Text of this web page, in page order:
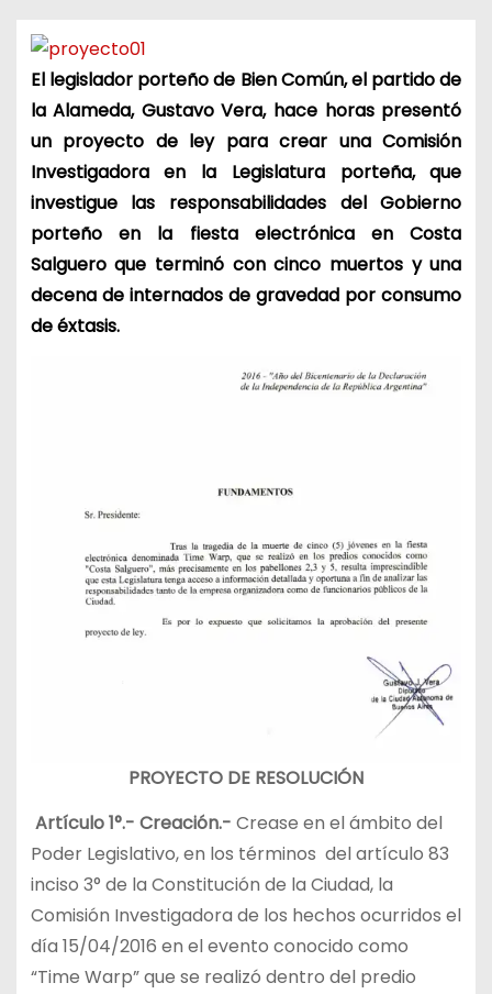
El legislador porteño de Bien Común, el partido de
la Alameda, Gustavo Vera, hace horas presentó
un proyecto de ley para crear una Comisión
Investigadora en la Legislatura porteña, que
investigue las responsabilidades del Gobierno
porteño en la fiesta electrónica en Costa
Salguero que terminó con cinco muertos y una
decena de internados de gravedad por consumo
de éxtasis.
PROYECTO DE RESOLUCIÓN
Artículo 1°.- Creación.- Crease en el ámbito del
Poder Legislativo, en los términos del artículo 83
inciso 3° de la Constitución de la Ciudad, la
Comisión Investigadora de los hechos ocurridos el
día 15/04/2016 en el evento conocido como
“Time Warp” que se realizó dentro del predio